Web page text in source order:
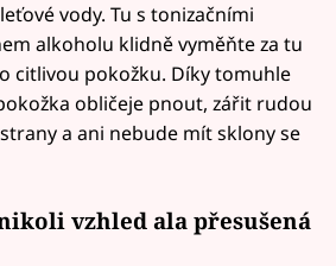
vody. Tu s tonizačními
alkoholu klidně vyměňte za tu
citlivou pokožku. Díky tomuhle
obličeje pnout, zářit rudou
a ani nebude mít sklony se
vzhled ala přesušená